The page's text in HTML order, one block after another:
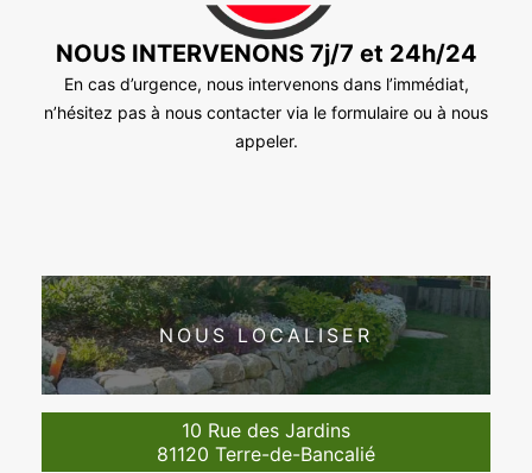
NOUS INTERVENONS 7j/7 et 24h/24
En cas d’urgence, nous intervenons dans l’immédiat,
n’hésitez pas à nous contacter via le formulaire ou à nous
appeler.
NOUS LOCALISER
10 Rue des Jardins
81120 Terre-de-Bancalié